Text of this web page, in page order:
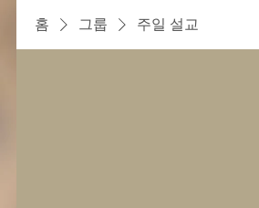
홈 그룹 주일 설교